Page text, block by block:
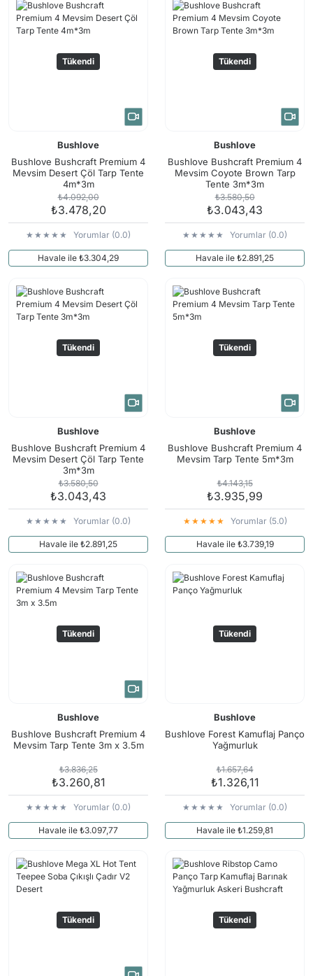
Tükendi
Bushlove
Bushlove Bushcraft Premium 4
Mevsim Desert Çöl Tarp Tente
4m*3m
₺4.092,00
₺3.478,20
Yorumlar (0.0)
Havale ile ₺3.304,29
Tükendi
Bushlove
Bushlove Bushcraft Premium 4
Mevsim Coyote Brown Tarp
Tente 3m*3m
₺3.580,50
₺3.043,43
Yorumlar (0.0)
Havale ile ₺2.891,25
Tükendi
Bushlove
Bushlove Bushcraft Premium 4
Mevsim Desert Çöl Tarp Tente
3m*3m
₺3.580,50
₺3.043,43
Yorumlar (0.0)
Havale ile ₺2.891,25
Tükendi
Bushlove
Bushlove Bushcraft Premium 4
Mevsim Tarp Tente 5m*3m
₺4.143,15
₺3.935,99
Yorumlar (5.0)
Havale ile ₺3.739,19
Tükendi
Bushlove
Bushlove Bushcraft Premium 4
Mevsim Tarp Tente 3m x 3.5m
₺3.836,25
₺3.260,81
Yorumlar (0.0)
Havale ile ₺3.097,77
Tükendi
Bushlove
Bushlove Forest Kamuflaj Panço
Yağmurluk
₺1.657,64
₺1.326,11
Yorumlar (0.0)
Havale ile ₺1.259,81
Tükendi Tükendi